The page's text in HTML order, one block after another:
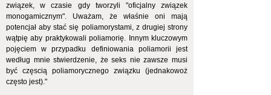
związek, w czasie gdy tworzyli "oficjalny związek
monogamicznym". Uważam, że właśnie oni mają
potencjał aby stać się poliamorystami, z drugiej strony
wątpię aby praktykowali poliamorię. Innym kluczowym
pojęciem w przypadku definiowania poliamorii jest
według mnie stwierdzenie, że seks nie zawsze musi
być częscią poliamorycznego związku (jednakowoż
często jest)."